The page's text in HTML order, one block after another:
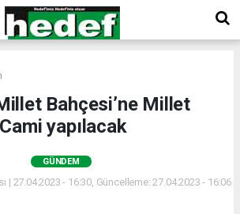
Bahçesi’ne Millet
Cami yapılacak
GÜNDEM
| 27.04.2023 - 16:30, Güncelleme: 27.04.2023 - 16:06